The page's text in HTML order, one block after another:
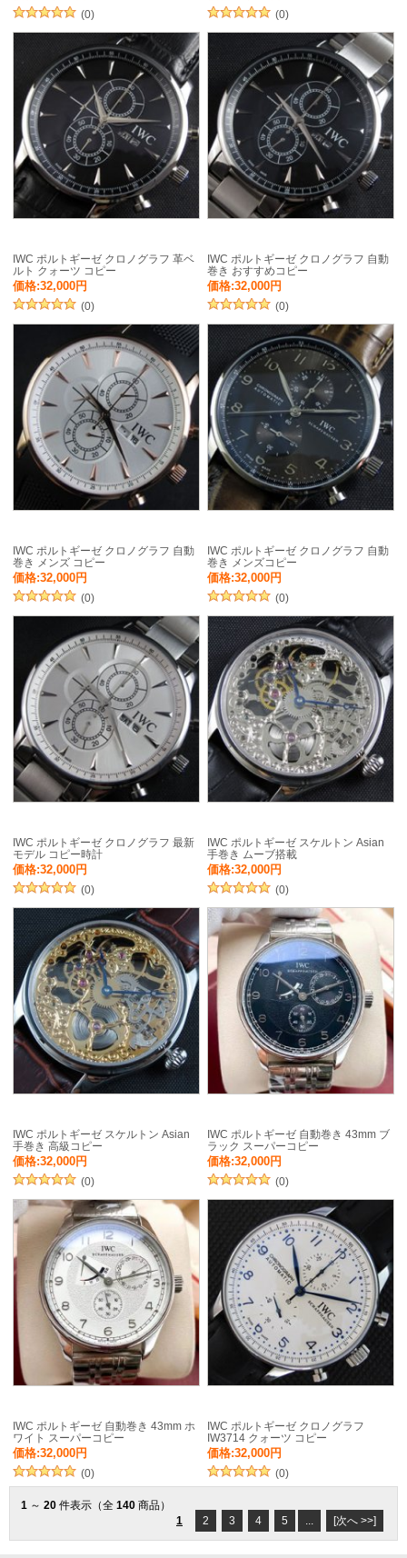
(0) (0)
IWC ポルトギーゼ クロノグラフ 革ベ
ルト クォーツ コピー
価格:32,000円
(0)
IWC ポルトギーゼ クロノグラフ 自動
巻き おすすめコピー
価格:32,000円
(0)
IWC ポルトギーゼ クロノグラフ 自動
巻き メンズ コピー
価格:32,000円
(0)
IWC ポルトギーゼ クロノグラフ 自動
巻き メンズコピー
価格:32,000円
(0)
IWC ポルトギーゼ クロノグラフ 最新
モデル コピー時計
価格:32,000円
(0)
IWC ポルトギーゼ スケルトン Asian
手巻き ムーブ搭載
価格:32,000円
(0)
IWC ポルトギーゼ スケルトン Asian
手巻き 高級コピー
価格:32,000円
(0)
IWC ポルトギーゼ 自動巻き 43mm ブ
ラック スーパーコピー
価格:32,000円
(0)
IWC ポルトギーゼ 自動巻き 43mm ホ
ワイト スーパーコピー
価格:32,000円
(0)
IWC ポルトギーゼ クロノグラフ
IW3714 クォーツ コピー
価格:32,000円
(0)
1 ～ 20 件表示（全 140 商品）
1
2 3 4 5 ... [次へ >>]